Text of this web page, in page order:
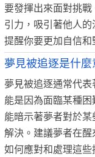
要發揮出來面對挑
引力，吸引著他人
提醒你要更加自信和
夢見被追逐是什麼
夢見被追逐通常代
能是因為面臨某種
能暗示著夢者對於
解決。建議夢者在
如何應對和處理這些